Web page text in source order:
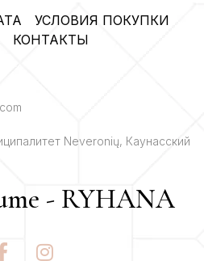
УСЛОВИЯ ПОКУПКИ
КОНТАКТЫ
Neveronių, Каунасский
- RYHANA
F
I